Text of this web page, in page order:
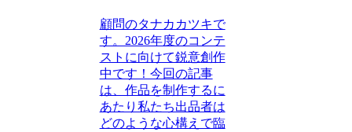
顧問のタナカカツキで
す。2026年度のコンテ
ストに向けて鋭意創作
中です！今回の記事
は、作品を制作するに
あたり私たち出品者は
どのような心構えで臨